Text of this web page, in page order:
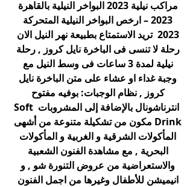
مراكب نيلية 2023 البواخر النيلية بالقاهرة
2023 – ارخص البواخر النيلية المتحركة
2023 تريد الاستمتاع بطبيعة نهر النيل الان
رحلة لا تنسى فى الباخرة نايل كروز , رحلة
نيلية لمدة 3 ساعات فى وسط النيل مع
وجبة غداء او عشاء على متن الباخرة نايل
كروز , نظام الوجبات: بوفيه مفتوح
انترناشونال بالإضافة إلى المشروبات Soft
Drink مكون من تشكيلة متنوعة من أشهى
المأكولات الشرقية و الغربية و المأكولات
البحرية , مع مشاهدة الفنون الشعبية
والاستعراضية من عروض التنورة شو , و
انيميشن للأطفال وغيرها من اجمل الفنون